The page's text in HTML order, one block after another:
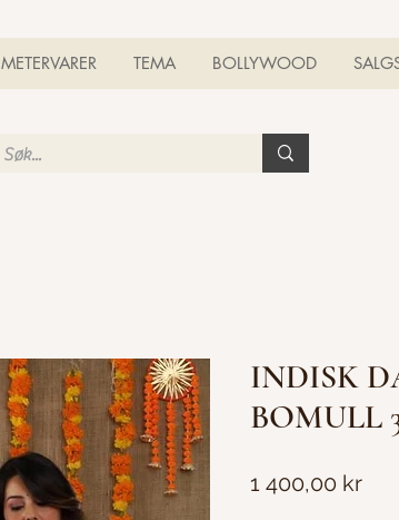
METERVARER TEMA BOLLYWOOD
INDISK
BOMULL
1 400,00 krPris